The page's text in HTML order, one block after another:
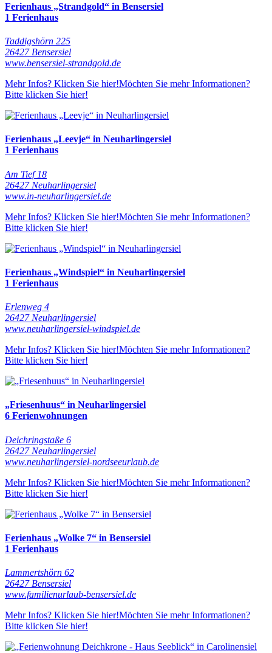
Ferienhaus „Strandgold“ in Bensersiel
1 Ferienhaus
Taddigshörn 225
26427 Bensersiel
www.bensersiel-strandgold.de
Mehr Infos? Klicken Sie hier!Möchten Sie mehr Informationen?
Bitte klicken Sie hier!
Ferienhaus „Leevje“ in Neuharlingersiel
1 Ferienhaus
Am Tief 18
26427 Neuharlingersiel
www.in-neuharlingersiel.de
Mehr Infos? Klicken Sie hier!Möchten Sie mehr Informationen?
Bitte klicken Sie hier!
Ferienhaus „Windspiel“ in Neuharlingersiel
1 Ferienhaus
Erlenweg 4
26427 Neuharlingersiel
www.neuharlingersiel-windspiel.de
Mehr Infos? Klicken Sie hier!Möchten Sie mehr Informationen?
Bitte klicken Sie hier!
„Friesenhuus“ in Neuharlingersiel
6 Ferienwohnungen
Deichringstaße 6
26427 Neuharlingersiel
www.neuharlingersiel-nordseeurlaub.de
Mehr Infos? Klicken Sie hier!Möchten Sie mehr Informationen?
Bitte klicken Sie hier!
Ferienhaus „Wolke 7“ in Bensersiel
1 Ferienhaus
Lammertshörn 62
26427 Bensersiel
www.familienurlaub-bensersiel.de
Mehr Infos? Klicken Sie hier!Möchten Sie mehr Informationen?
Bitte klicken Sie hier!